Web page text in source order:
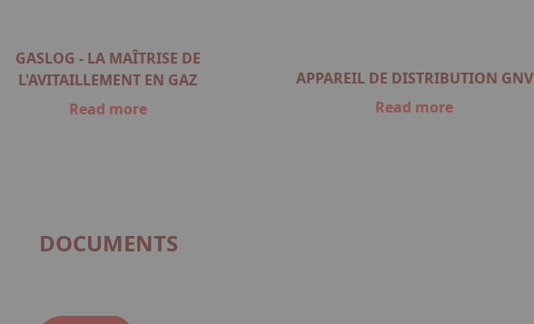
GASLOG - LA MAÎTRISE DE
L'AVITAILLEMENT EN GAZ
Read more
APPAREIL DE DISTRIBUTION GNV
Read more
DOCUMENTS